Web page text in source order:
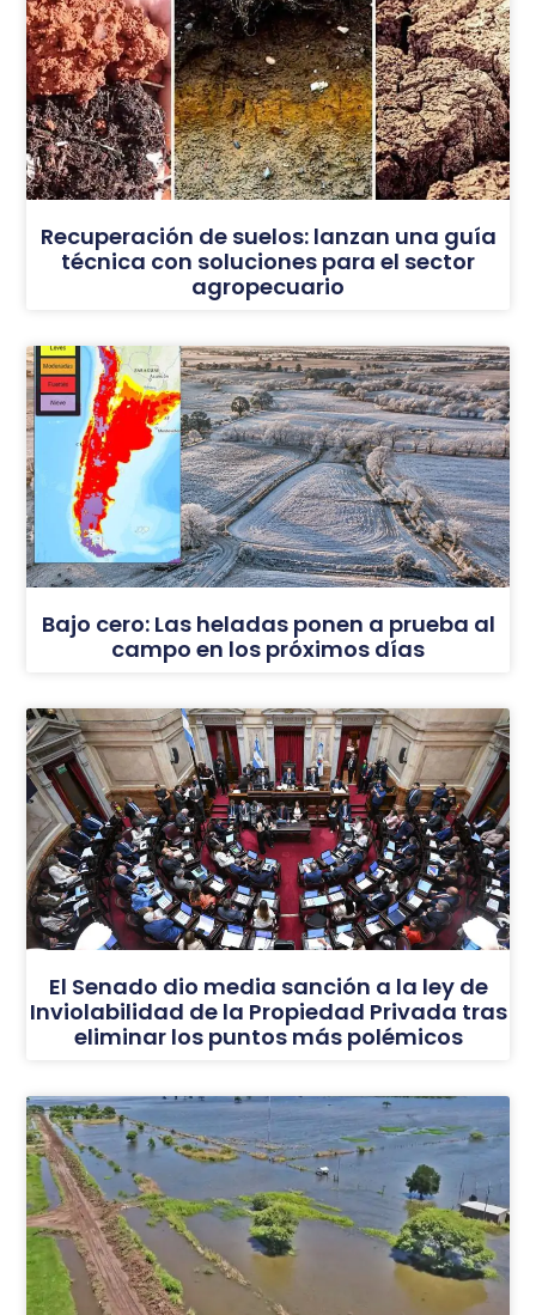
Recuperación de suelos: lanzan una guía
técnica con soluciones para el sector
agropecuario
Bajo cero: Las heladas ponen a prueba al
campo en los próximos días
El Senado dio media sanción a la ley de
Inviolabilidad de la Propiedad Privada tras
eliminar los puntos más polémicos